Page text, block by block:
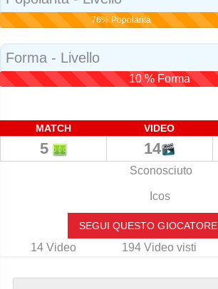
76% Popolarità
Forma - Livello
10 % Forma
MATCH VIDEO
5 14
Sconosciuto
Icos
SEGUI QUESTO GIOCATORE
14 Video 194 Video visti